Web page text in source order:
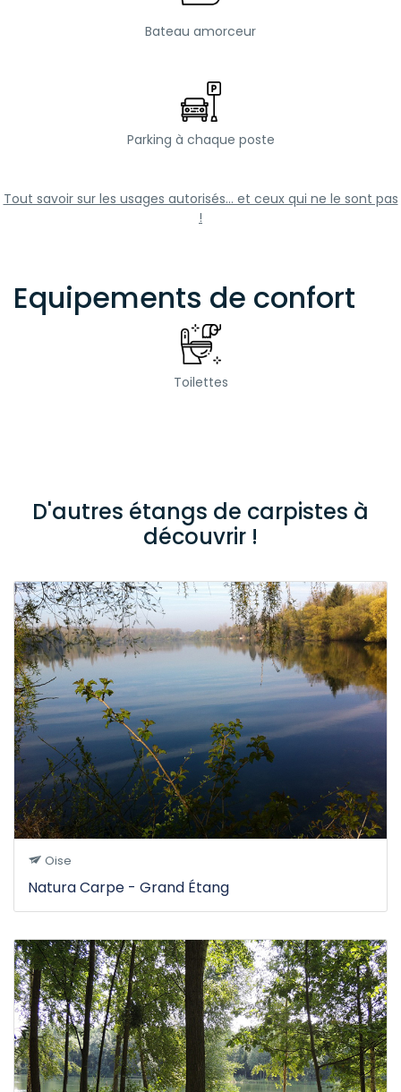
Bateau amorceur
Parking à chaque poste
Tout savoir sur les usages autorisés... et ceux qui ne le sont pas
!
Equipements de confort
Toilettes
D'autres étangs de carpistes à
découvrir !
Oise
Natura Carpe - Grand Étang